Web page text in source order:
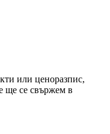
или ценоразпис,
ще се свържем в